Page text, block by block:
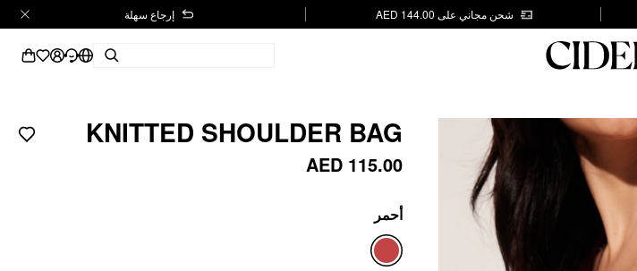
شحن مجاني على AED 144.00 إرجاع سهلة
KNITTED SHOULDER BAG
AED 115.00
أحمر